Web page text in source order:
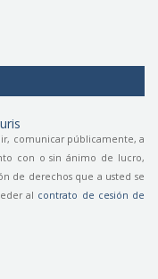
comunicar públicamente, a
con o sin ánimo de lucro,
de derechos que a usted se
al contrato de cesión de